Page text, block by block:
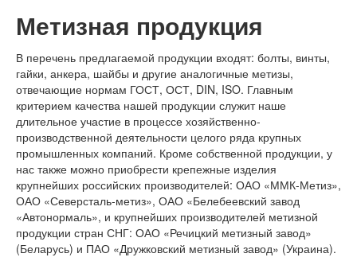
Метизная продукция
В перечень предлагаемой продукции входят: болты, винты,
гайки, анкера, шайбы и другие аналогичные метизы,
отвечающие нормам ГОСТ, ОСТ, DIN, ISO. Главным
критерием качества нашей продукции служит наше
длительное участие в процессе хозяйственно-
производственной деятельности целого ряда крупных
промышленных компаний. Кроме собственной продукции, у
нас также можно приобрести крепежные изделия
крупнейших российских производителей: ОАО «ММК-Метиз»,
ОАО «Северсталь-метиз», ОАО «Белебеевский завод
«Автонормаль», и крупнейших производителей метизной
продукции стран СНГ: ОАО «Речицкий метизный завод»
(Беларусь) и ПАО «Дружковский метизный завод» (Украина).